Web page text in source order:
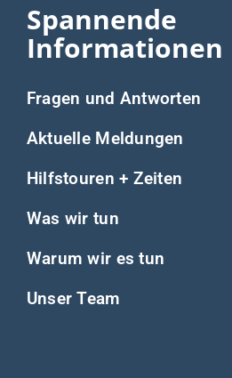
Spannende
Informationen
Fragen und Antworten
Aktuelle Meldungen
Hilfstouren + Zeiten
Was wir tun
Warum wir es tun
Unser Team